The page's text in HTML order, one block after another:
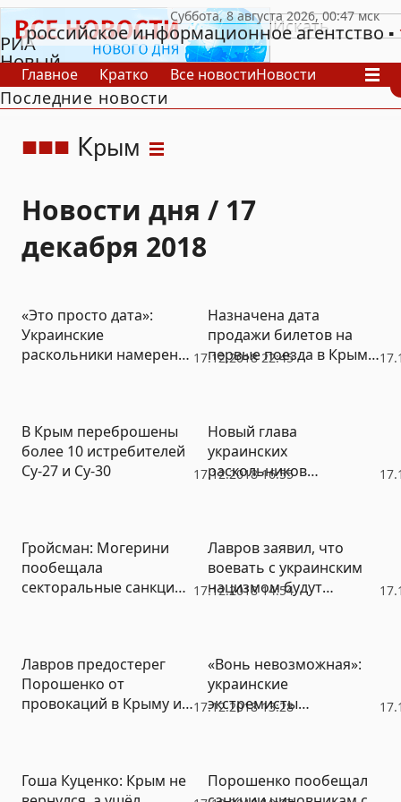
РИА
Новый
День
российское информационное агентство
Главное Кратко Все новостиНовости
В России
В мире
Последние новости
Крым
Новости дня / 17
декабря 2018
17.12.2018 22:45
«Это просто дата»:
Украинские
раскольники намерены
Назначена дата
продажи билетов на
первые поезда в Крым
17.12.2018 16:55
В Крым переброшены
более 10 истребителей
Су-27 и Су-30
Новый глава
украинских
раскольников
17.12.2018 14:54
Гройсман: Могерини
пообещала
секторальные санкции
Лавров заявил, что
воевать с украинским
нацизмом будут
17.12.2018 13:28
Лавров предостерег
Порошенко от
провокаций в Крыму и
«Вонь невозможная»:
украинские
экстремисты
Гоша Куценко: Крым не
Порошенко пообещал